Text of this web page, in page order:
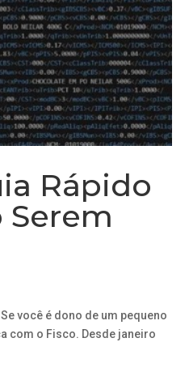
Rápido
Serem
você é dono de um pequeno
com o Fisco. Desde janeiro